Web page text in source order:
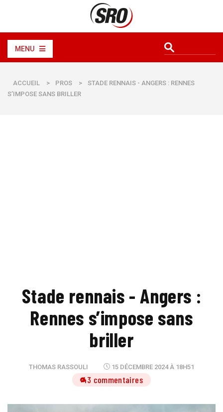
MENU
ACCUEIL > PROS >
STADE RENNAIS - ANGERS : RENNES
S’IMPOSE SANS BRILLER
Stade rennais - Angers :
Rennes s’impose sans
briller
THOMAS RASSOULI 15 DÉCEMBRE 2024 À 18H51
43 commentaires